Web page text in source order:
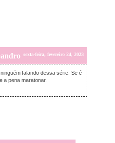
sexta-feira, fevereiro 24, 2023
falando dessa série. Se é
a pena maratonar.